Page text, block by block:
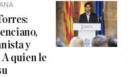
y
A quien le